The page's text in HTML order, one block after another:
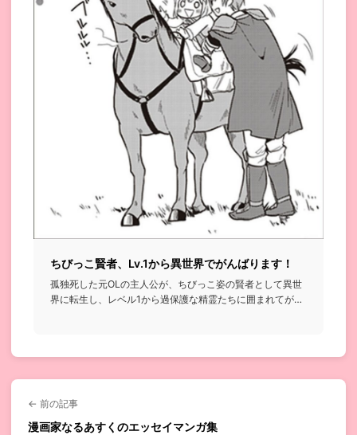
ちびっこ賢者、Lv.1から異世界でがんばります！
孤独死した元OLの主人公が、ちびっこ姿の賢者として異世
界に転生し、レベル1から過保護な精霊たちに囲まれてがん
← 前の記事
漫画家なるあすくのエッセイマンガ集